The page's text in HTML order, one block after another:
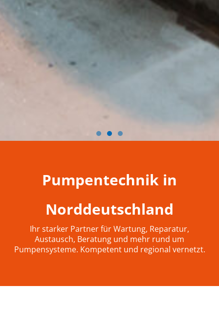
Pumpentechnik in
Norddeutschland
Ihr starker Partner für Wartung, Reparatur,
Austausch, Beratung und mehr rund um
Pumpensysteme. Kompetent und regional vernetzt.